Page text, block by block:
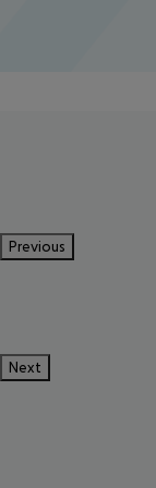
Previous
Next